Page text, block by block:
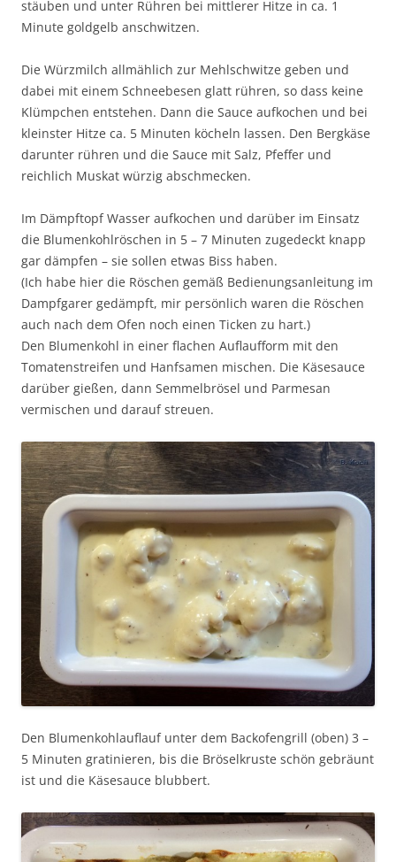
stäuben und unter Rühren bei mittlerer Hitze in ca. 1
Minute goldgelb anschwitzen.
Die Würzmilch allmählich zur Mehlschwitze geben und
dabei mit einem Schneebesen glatt rühren, so dass keine
Klümpchen entstehen. Dann die Sauce aufkochen und bei
kleinster Hitze ca. 5 Minuten köcheln lassen. Den Bergkäse
darunter rühren und die Sauce mit Salz, Pfeffer und
reichlich Muskat würzig abschmecken.
Im Dämpftopf Wasser aufkochen und darüber im Einsatz
die Blumenkohlröschen in 5 – 7 Minuten zugedeckt knapp
gar dämpfen – sie sollen etwas Biss haben.
(Ich habe hier die Röschen gemäß Bedienungsanleitung im
Dampfgarer gedämpft, mir persönlich waren die Röschen
auch nach dem Ofen noch einen Ticken zu hart.)
Den Blumenkohl in einer flachen Auflaufform mit den
Tomatenstreifen und Hanfsamen mischen. Die Käsesauce
darüber gießen, dann Semmelbrösel und Parmesan
vermischen und darauf streuen.
Den Blumenkohlauflauf unter dem Backofengrill (oben) 3 –
5 Minuten gratinieren, bis die Bröselkruste schön gebräunt
ist und die Käsesauce blubbert.